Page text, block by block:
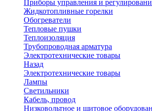
Приборы управления и
Жидкотопливные горелки
Обогреватели
Тепловые пушки
Теплоизоляция
Трубопроводная арматура
Электротехнические товары
Назад
Электротехнические товары
Лампы
Светильники
Кабель, провод
Низковольтное и щитовое